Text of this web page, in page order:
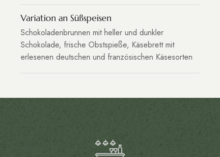
Variation an Süßspeisen
Schokoladenbrunnen mit heller und dunkler
Schokolade, frische Obstspieße, Käsebrett mit
erlesenen deutschen und französischen Käsesorten